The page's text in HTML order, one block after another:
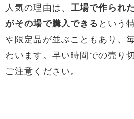
人気の理由は、 工場で作られ
がその場で購入できるという
や限定品が並ぶこともあり、
わいます。早い時間での売り
ご注意ください。